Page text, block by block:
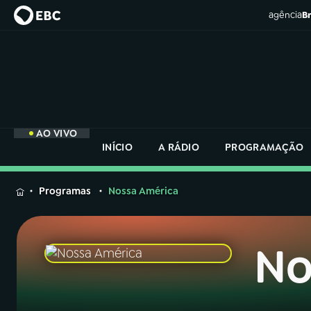
agência
AO VIVO
INÍCIO
A RÁDIO PROGRAMAÇÃO
MENU
Buscar
Buscar
na
Rádio
Nacional
Programas Nossa América